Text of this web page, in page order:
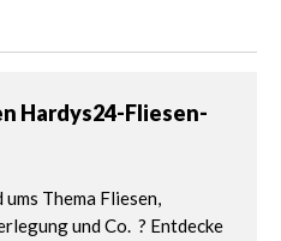
Hardys24-Fliesen-
Thema Fliesen,
und Co. ? Entdecke